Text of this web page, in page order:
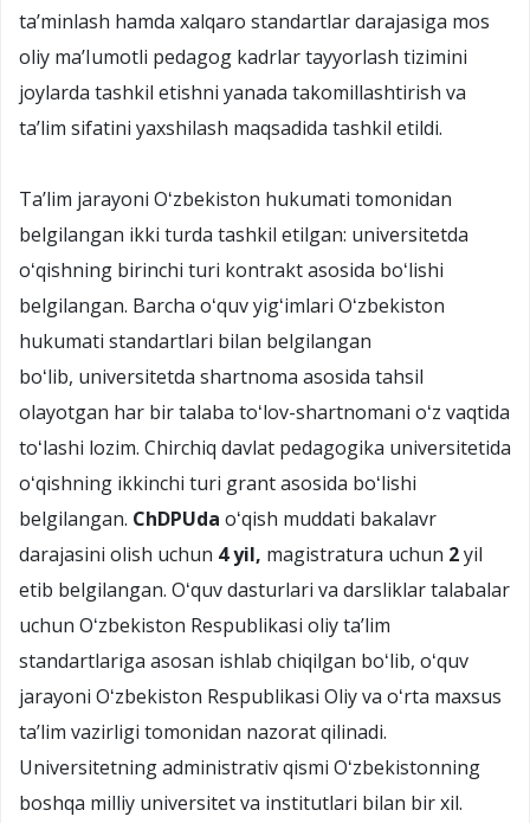
taʼminlash hamda xalqaro standartlar darajasiga mos
oliy maʼIumotli pedagog kadrlar tayyorlash tizimini
joylarda tashkil etishni yanada takomillashtirish va
taʼlim sifatini yaxshilash maqsadida tashkil etildi.
Taʼlim jarayoni Oʻzbekiston hukumati tomonidan
belgilangan ikki turda tashkil etilgan: universitetda
oʻqishning birinchi turi kontrakt asosida boʻlishi
belgilangan. Barcha oʻquv yigʻimlari Oʻzbekiston
hukumati standartlari bilan belgilangan
boʻlib, universitetda shartnoma asosida tahsil
olayotgan har bir talaba toʻlov-shartnomani oʻz vaqtida
toʻlashi lozim. Chirchiq davlat pedagogika universitetida
oʻqishning ikkinchi turi grant asosida boʻlishi
belgilangan. ChDPUda oʻqish muddati bakalavr
darajasini olish uchun 4 yil, magistratura uchun 2yil
etib belgilangan. Oʻquv dasturlari va darsliklar talabalar
uchun Oʻzbekiston Respublikasi oliy taʼlim
standartlariga asosan ishlab chiqilgan boʻlib, oʻquv
jarayoni Oʻzbekiston Respublikasi Oliy va oʻrta maxsus
taʼlim vazirligi tomonidan nazorat qilinadi.
Universitetning administrativ qismi Oʻzbekistonning
boshqa milliy universitet va institutlari bilan bir xil.